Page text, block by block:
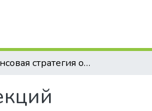
Финансовая стратегия организации : курс лекций